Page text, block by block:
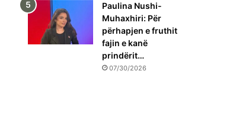
Paulina Nushi-
Muhaxhiri: Për
përhapjen e fruthit
fajin e kanë
prindërit…
07/30/2026